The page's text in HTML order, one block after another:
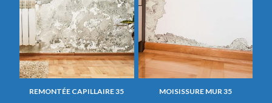
REMONTÉE CAPILLAIRE 35 MOISISSURE MUR 35